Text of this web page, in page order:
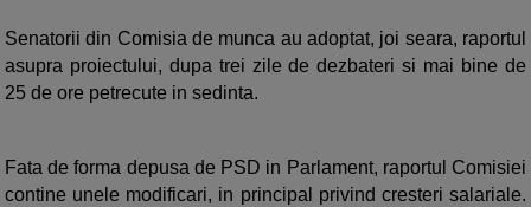
Senatorii din Comisia de munca au adoptat, joi seara, raportul
asupra proiectului, dupa trei zile de dezbateri si mai bine de
25 de ore petrecute in sedinta.
Fata de forma depusa de PSD in Parlament, raportul Comisiei
contine unele modificari, in principal privind cresteri salariale.